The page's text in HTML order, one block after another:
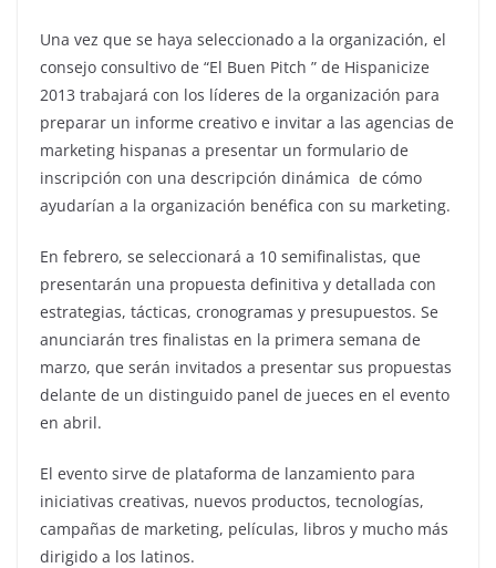
Una vez que se haya seleccionado a la organización, el
consejo consultivo de “El Buen Pitch ” de Hispanicize
2013 trabajará con los líderes de la organización para
preparar un informe creativo e invitar a las agencias de
marketing hispanas a presentar un formulario de
inscripción con una descripción dinámica de cómo
ayudarían a la organización benéfica con su marketing.
En febrero, se seleccionará a 10 semifinalistas, que
presentarán una propuesta definitiva y detallada con
estrategias, tácticas, cronogramas y presupuestos. Se
anunciarán tres finalistas en la primera semana de
marzo, que serán invitados a presentar sus propuestas
delante de un distinguido panel de jueces en el evento
en abril.
El evento sirve de plataforma de lanzamiento para
iniciativas creativas, nuevos productos, tecnologías,
campañas de marketing, películas, libros y mucho más
dirigido a los latinos.